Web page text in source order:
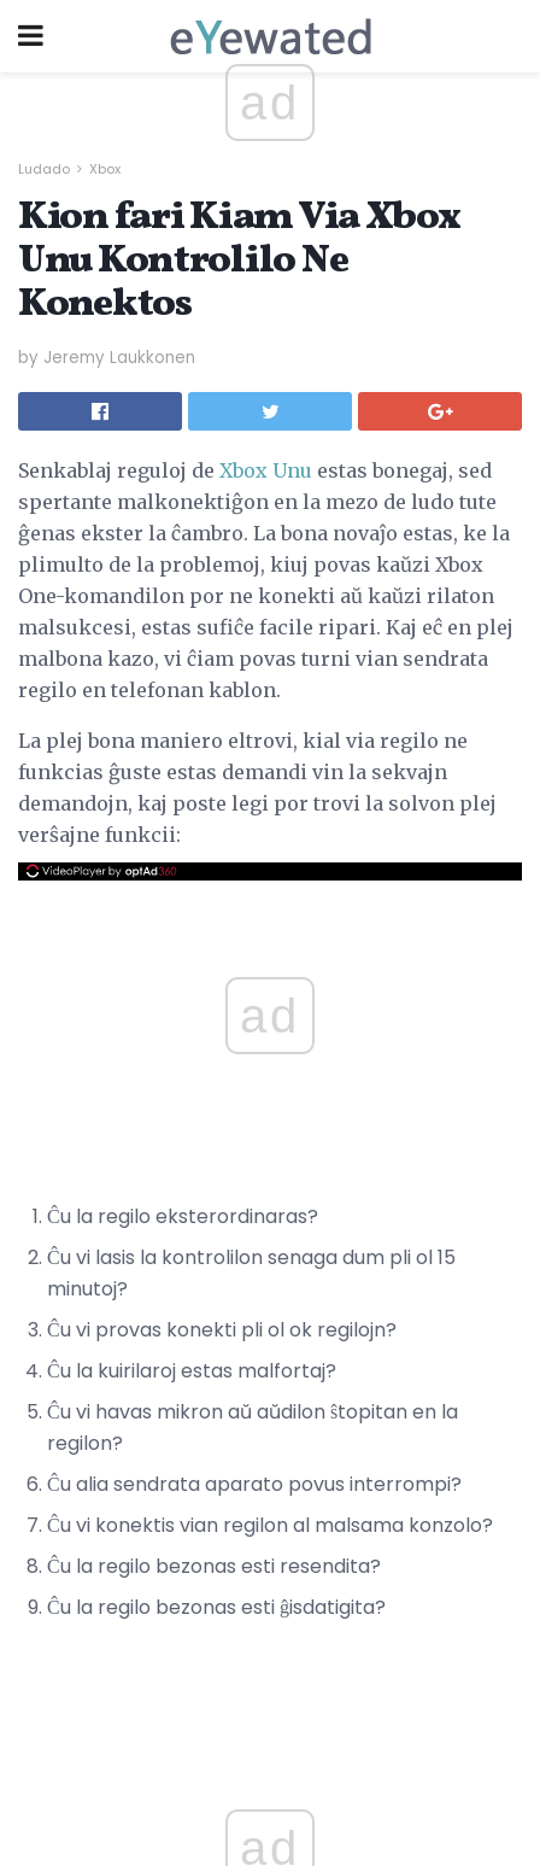
ad
Ludado Xbox
Kion fari Kiam Via Xbox
Unu Kontrolilo Ne
Konektos
by Jeremy Laukkonen
Senkablaj reguloj de Xbox Unu estas bonegaj, sed
spertante malkonektiĝon en la mezo de ludo tute
ĝenas ekster la ĉambro. La bona novaĵo estas, ke la
plimulto de la problemoj, kiuj povas kaŭzi Xbox
One-komandilon por ne konekti aŭ kaŭzi rilaton
malsukcesi, estas sufiĉe facile ripari. Kaj eĉ en plej
malbona kazo, vi ĉiam povas turni vian sendrata
regilo en telefonan kablon.
La plej bona maniero eltrovi, kial via regilo ne
funkcias ĝuste estas demandi vin la sekvajn
demandojn, kaj poste legi por trovi la solvon plej
verŝajne funkcii:
ad
Ĉu la regilo eksterordinaras?
Ĉu vi lasis la kontrolilon senaga dum pli ol 15
minutoj?
Ĉu vi provas konekti pli ol ok regilojn?
Ĉu la kuirilaroj estas malfortaj?
Ĉu vi havas mikron aŭ aŭdilon ŝtopitan en la
regilon?
Ĉu alia sendrata aparato povus interrompi?
Ĉu vi konektis vian regilon al malsama konzolo?
Ĉu la regilo bezonas esti resendita?
Ĉu la regilo bezonas esti ĝisdatigita?
ad